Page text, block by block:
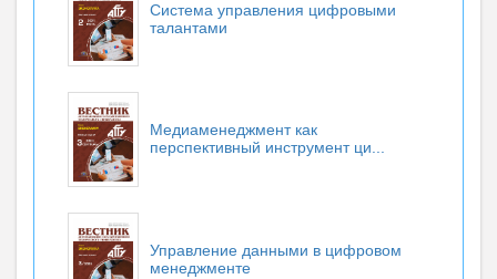
Система управления цифровыми
талантами
Медиаменеджмент как
перспективный инструмент ци...
Управление данными в цифровом
менеджменте